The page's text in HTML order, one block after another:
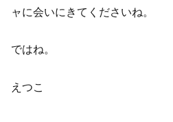
ャに会いにきてくださいね。
ではね。
えつこ